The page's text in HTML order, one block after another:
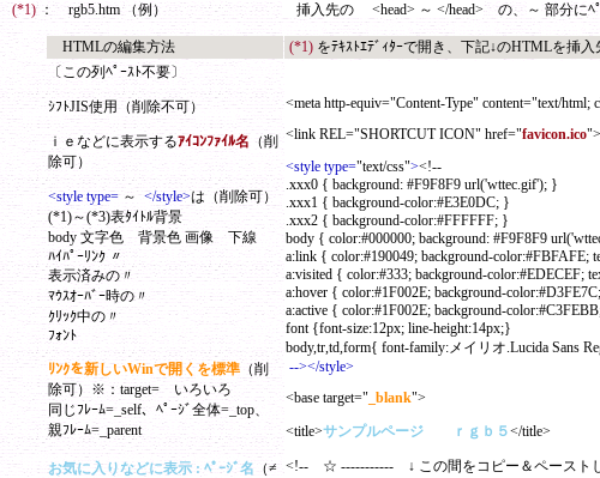
(*1)： rgb5.htm （例） 挿入先の <head> ～ </head>の、 ～ 部分にﾍ
HTMLの編集方法 (*1) をﾃｷｽﾄｴﾃﾞｨﾀｰで開き、下記↓のHTMLを挿入
〔この列ﾍﾟｰｽﾄ不要〕
ｼﾌﾄJIS使用（削除不可）
ｉｅなどに表示するｱｲｺﾝﾌｧｲﾙ名 （削
除可）
<style type= ～ </style>は（削除可）
(*1)～(*3)表ﾀｲﾄﾙ背景
body 文字色 背景色 画像 下線
ﾊｲﾊﾟｰﾘﾝｸ 〃
表示済みの〃
ﾏｳｽｵｰﾊﾞｰ時の〃
ｸﾘｯｸ中の〃
ﾌｫﾝﾄ
ﾘﾝｸを新しいWinで開くを標準 （削
除可）※：target= いろいろ
同じﾌﾚｰﾑ=_self、ﾍﾟｰｼﾞ全体=_top、
親ﾌﾚｰﾑ=_parent
お気に入りなどに表示 : ﾍﾟｰｼﾞ名 （≠
<meta http-equiv="Content-Type" content="text/html;
<link REL="SHORTCUT ICON" href="favicon.ico">
<style type="text/css"><!--
.xxx0 { background: #F9F8F9 url('wttec.gif'); }
.xxx1 { background-color:#E3E0DC; }
.xxx2 { background-color:#FFFFFF; }
body { color:#000000; background: #F9F8F9
a:link { color:#190049; background-color:#FBFAFE;
a:visited { color:#333; background-color:#EDECEF;
a:hover { color:#1F002E; background-
a:active { color:#1F002E; background-
font {font-size:12px; line-height:14px;}
body,tr,td,form{ font-family:メイリオ.Lucida Sans
--></style>
<base target=" _blank">
<title>サンプルページ ｒｇｂ５</title>
<!-- ☆ ----------- ↓ この間をコピー＆ペースト